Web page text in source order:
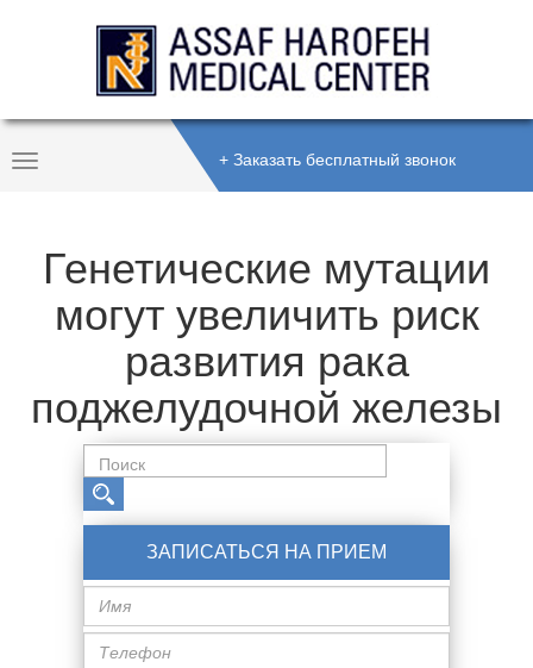
Toggle
+ Заказать бесплатный звонок
Генетические мутации
могут увеличить риск
развития рака
поджелудочной железы
ЗАПИСАТЬСЯ НА ПРИЕМ
Имя
Телефон